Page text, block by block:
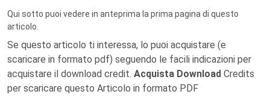
Qui sotto puoi vedere in anteprima la prima pagina di questo
articolo.
Se questo articolo ti interessa, lo puoi acquistare (e
scaricare in formato pdf) seguendo le facili indicazioni per
acquistare il download credit. Acquista Download Credits
per scaricare questo Articolo in formato PDF